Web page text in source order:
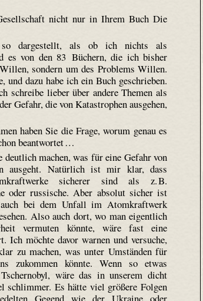
nicht nur in Ihrem BuchDie
dargestellt, als ob ich nichts als
es von den 83 Büchern, die ich bisher
sondern um des Problems Willen.
dazu habe ich ein Buch geschrieben.
schreibe lieber über andere Themen als
Gefahr, die von Katastrophen ausgehen,
haben Sie die Frage, worum genau es
beantwortet …
deutlich machen, was für eine Gefahr von
ausgeht. Natürlich ist mir klar, dass
sicherer sind als z. B.
oder russische. Aber absolut sicher ist
bei dem Unfall im Atomkraftwerk
Also auch dort, wo man eigentlich
vermuten könnte, wäre fast eine
Ich möchte davor warnen und versuche,
zu machen, was unter Umständen für
zukommen könnte. Wenn so etwas
wäre das in unserem dicht
schlimmer. Es hätte viel größere Folgen
Gegend wie der Ukraine oder